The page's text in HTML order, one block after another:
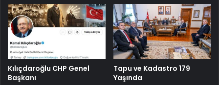
Kılıçdaroğlu CHP Genel
Başkanı
Tapu ve Kadastro 179
Yaşında